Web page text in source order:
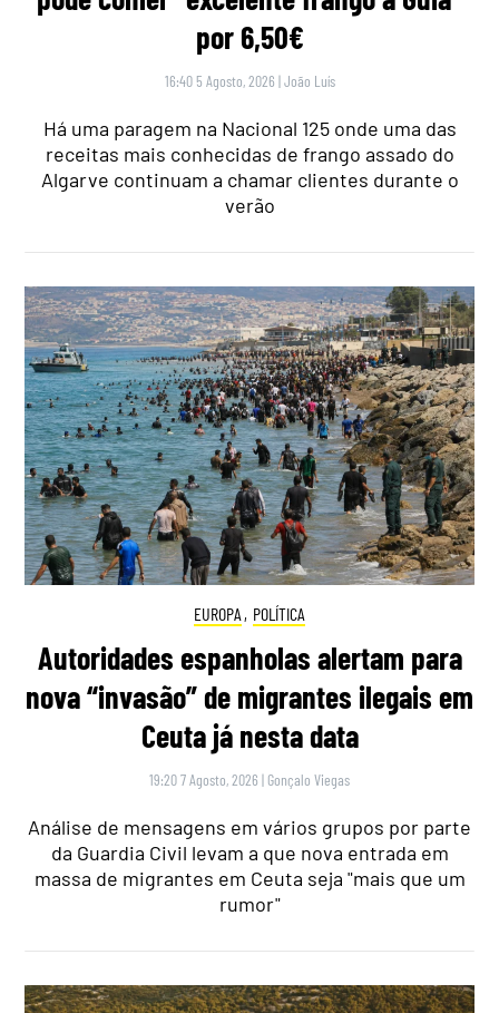
por 6,50€
16:40 5 Agosto, 2026 |João Luís
Há uma paragem na Nacional 125 onde uma das
receitas mais conhecidas de frango assado do
Algarve continuam a chamar clientes durante o
verão
EUROPA , POLÍTICA
Autoridades espanholas alertam para
nova “invasão” de migrantes ilegais em
Ceuta já nesta data
19:20 7 Agosto, 2026 | Gonçalo Viegas
Análise de mensagens em vários grupos por parte
da Guardia Civil levam a que nova entrada em
massa de migrantes em Ceuta seja "mais que um
rumor"